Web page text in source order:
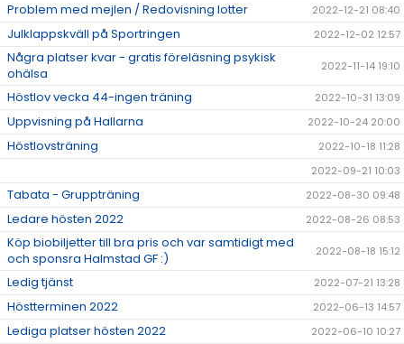
Problem med mejlen / Redovisning lotter 2022-12-21 08:40
Julklappskväll på Sportringen 2022-12-02 12:57
Några platser kvar - gratis föreläsning psykisk
ohälsa
2022-11-14 19:10
Höstlov vecka 44-ingen träning 2022-10-31 13:09
Uppvisning på Hallarna 2022-10-24 20:00
Höstlovsträning
2022-10-18 11:28
2022-09-21 10:03
Tabata - Gruppträning 2022-08-30 09:48
Ledare hösten 2022 2022-08-26 08:53
Köp biobiljetter till bra pris och var samtidigt med
och sponsra Halmstad GF :)
2022-08-18 15:12
Ledig tjänst 2022-07-21 13:28
Höstterminen 2022 2022-06-13 14:57
Lediga platser hösten 2022 2022-06-10 10:27